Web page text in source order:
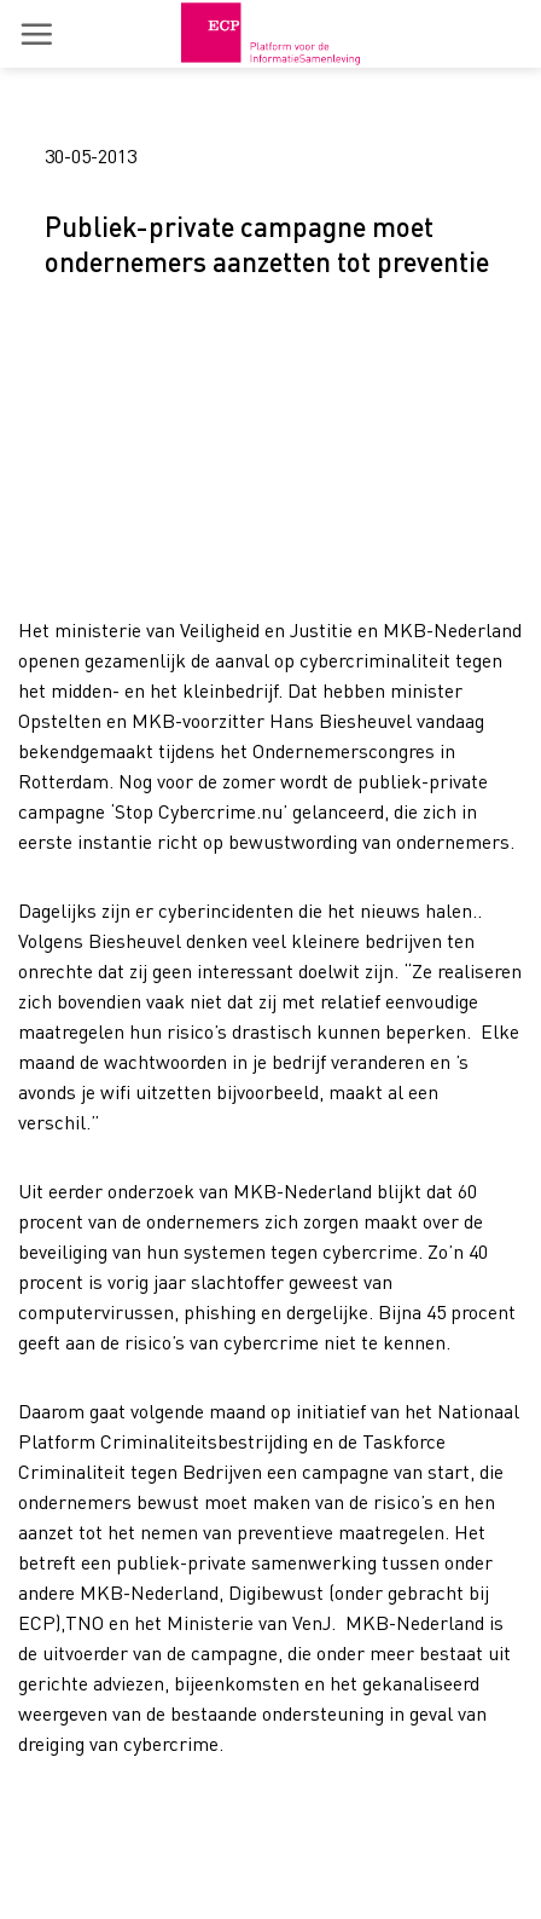
30-05-2013
Publiek-private campagne moet
ondernemers aanzetten tot preventie
Het ministerie van Veiligheid en Justitie en MKB-Nederland
openen gezamenlijk de aanval op cybercriminaliteit tegen
het midden- en het kleinbedrijf. Dat hebben minister
Opstelten en MKB-voorzitter Hans Biesheuvel vandaag
bekendgemaakt tijdens het Ondernemerscongres in
Rotterdam. Nog voor de zomer wordt de publiek-private
campagne ‘Stop Cybercrime.nu’ gelanceerd, die zich in
eerste instantie richt op bewustwording van ondernemers.
Dagelijks zijn er cyberincidenten die het nieuws halen..
Volgens Biesheuvel denken veel kleinere bedrijven ten
onrechte dat zij geen interessant doelwit zijn. “Ze realiseren
zich bovendien vaak niet dat zij met relatief eenvoudige
maatregelen hun risico’s drastisch kunnen beperken. Elke
maand de wachtwoorden in je bedrijf veranderen en ’s
avonds je wifi uitzetten bijvoorbeeld, maakt al een
verschil.”
Uit eerder onderzoek van MKB-Nederland blijkt dat 60
procent van de ondernemers zich zorgen maakt over de
beveiliging van hun systemen tegen cybercrime. Zo’n 40
procent is vorig jaar slachtoffer geweest van
computervirussen, phishing en dergelijke. Bijna 45 procent
geeft aan de risico’s van cybercrime niet te kennen.
Daarom gaat volgende maand op initiatief van het Nationaal
Platform Criminaliteitsbestrijding en de Taskforce
Criminaliteit tegen Bedrijven een campagne van start, die
ondernemers bewust moet maken van de risico’s en hen
aanzet tot het nemen van preventieve maatregelen. Het
betreft een publiek-private samenwerking tussen onder
andere MKB-Nederland, Digibewust (onder gebracht bij
ECP),TNO en het Ministerie van VenJ. MKB-Nederland is
de uitvoerder van de campagne, die onder meer bestaat uit
gerichte adviezen, bijeenkomsten en het gekanaliseerd
weergeven van de bestaande ondersteuning in geval van
dreiging van cybercrime.